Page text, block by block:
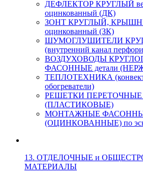
ДЕФЛЕКТОР КРУГЛЫЙ
оцинкованный (ДК)
ЗОНТ КРУГЛЫЙ,
оцинкованный (ЗК)
ШУМОГЛУШИТЕЛИ
(внутренний канал
ВОЗДУХОВОДЫ
ФАСОННЫЕ детали
ТЕПЛОТЕХНИКА
обогреватели)
РЕШЕТКИ
(ПЛАСТИКОВЫЕ)
МОНТАЖНЫЕ ФАСОННЫЕ
(ОЦИНКОВАННЫЕ) по
13. ОТДЕЛОЧНЫЕ и
МАТЕРИАЛЫ